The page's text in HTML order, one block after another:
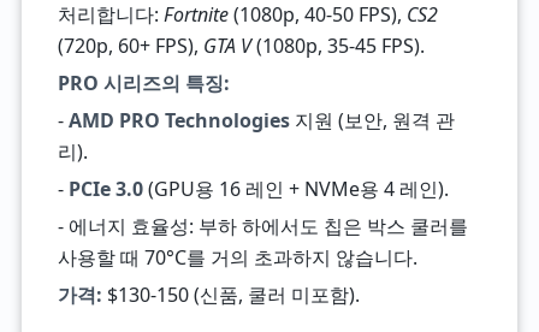
처리합니다: Fortnite(1080p, 40-50 FPS), CS2
(720p, 60+ FPS), GTA V(1080p, 35-45 FPS).
PRO 시리즈의 특징:
-AMD PRO Technologies지원 (보안, 원격 관
리).
- PCIe 3.0(GPU용 16 레인 + NVMe용 4 레인).
- 에너지 효율성: 부하 하에서도 칩은 박스 쿨러를
사용할 때 70°C를 거의 초과하지 않습니다.
가격: $130-150 (신품, 쿨러 미포함).